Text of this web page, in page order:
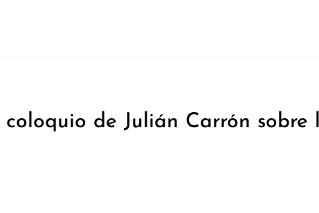
de Julián Carrón sobre